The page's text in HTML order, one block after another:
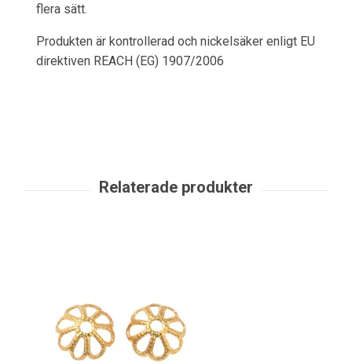
flera sätt.
Produkten är kontrollerad och nickelsäker enligt EU
direktiven REACH (EG) 1907/2006